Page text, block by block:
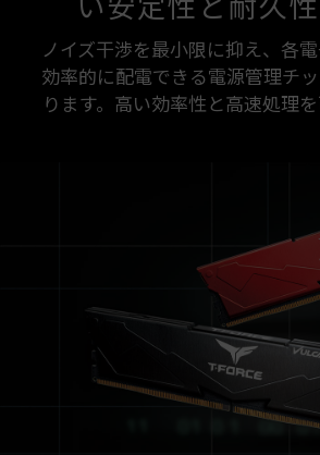
い安定性と耐久
ノイズ干渉を最小限に抑え、各電
効率的に配電できる電源管理チ
ります。高い効率性と高速処理を